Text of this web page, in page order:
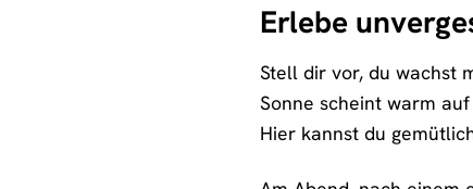
Erlebe
Stell dir vor, du wachst
Sonne scheint warm
Hier kannst du